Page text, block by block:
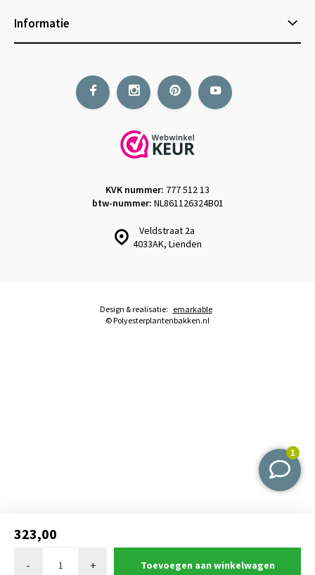
323,00
- + Toevoegen aan winkelwagen
Informatie
Veldstraat 2a
4033AK, Lienden
KVK nummer: 777 512 13
btw-nummer: NL861126324B01
© Polyesterplantenbakken.nl
Design & realisatie: emarkable